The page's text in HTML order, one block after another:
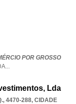
POR GROSSO
...
Lda
4470-288, CIDADE